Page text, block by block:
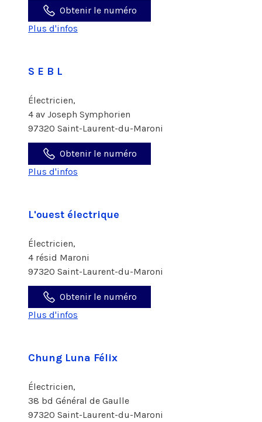
Obtenir le numéro
Plus d'infos
S E B L
Électricien,
4 av Joseph Symphorien
97320 Saint-Laurent-du-Maroni
Obtenir le numéro
Plus d'infos
L'ouest électrique
Électricien,
4 résid Maroni
97320 Saint-Laurent-du-Maroni
Obtenir le numéro
Plus d'infos
Chung Luna Félix
Électricien,
38 bd Général de Gaulle
97320 Saint-Laurent-du-Maroni